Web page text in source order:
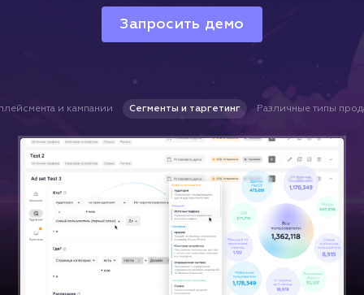
Запросить демо
и кампании Сегменты и таргетинг Различные типы